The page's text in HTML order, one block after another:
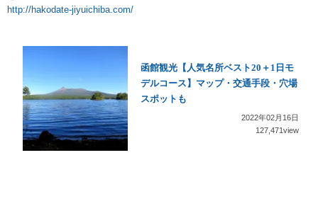
http://hakodate-jiyuichiba.com/
函館観光【人気名所ベスト20＋1日モ
デルコース】マップ・交通手段・穴場
スポットも
2022年02月16日
127,471view